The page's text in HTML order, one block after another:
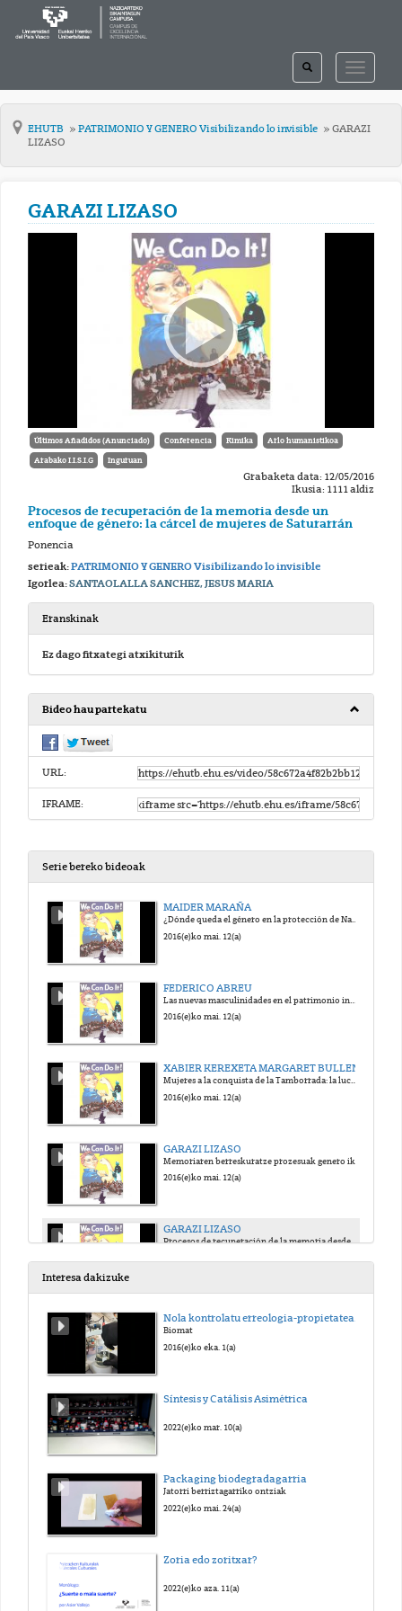
TOGGLE
TOGGLE
SEARCH
EHUTB PATRIMONIO Y GENERO Visibilizando lo invisible
GARAZI
LIZASO
GARAZI LIZASO
Últimos Añadidos (Anunciado) Conferencia Kimika Arlo humanistikoa
Arabako I.I.S.I.G Inguruan
Grabaketa data: 12/05/2016
Ikusia: 1111 aldiz
Procesos de recuperación de la memoria desde un
enfoque de género: la cárcel de mujeres de Saturarrán
Ponencia
serieak:PATRIMONIO Y GENERO Visibilizando lo invisible
Igorlea:SANTAOLALLA SANCHEZ, JESUS MARIA
Eranskinak
Ez dago fitxategi atxikiturik
Bideo hau partekatu
URL:
IFRAME:
Serie bereko bideoak
MAIDER MARAÑA
¿Dónde queda el género en la protección de Naciones Unidas al Patrimonio?
2016(e)ko mai. 12(a)
FEDERICO ABREU
Las nuevas masculinidades en el patrimonio inmaterial: el tango desde un análisis social y de género
2016(e)ko mai. 12(a)
XABIER KEREXETA MARGARET BULLEN
Mujeres a la conquista de la Tamborrada: la lucha de la mujeres por participar en el patrimonio inmaterial de Euskadi
2016(e)ko mai. 12(a)
GARAZI LIZASO
2016(e)ko mai. 12(a)
GARAZI LIZASO
Interesa dakizuke
Nola kontrolatu erreologia-propietateak giro tenperaturan, gelatinazko hidrogel erretikulatuta garatzeko
Biomat
2016(e)ko eka. 1(a)
Síntesis y Catálisis Asimétrica
2022(e)ko mar. 10(a)
Packaging biodegradagarria
Jatorri berriztagarriko ontziak
2022(e)ko mai. 24(a)
Zoria edo zoritxar?
2022(e)ko aza. 11(a)